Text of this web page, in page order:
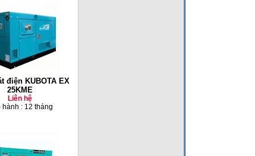
điện KUBOTA EX
25KME
Liên hệ
hành : 12 tháng